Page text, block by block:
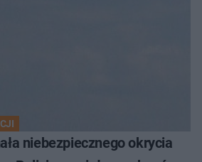
niebezpiecznego okrycia